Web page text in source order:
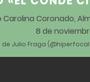
Carolina Coronado,
8 de
Julio Fraga